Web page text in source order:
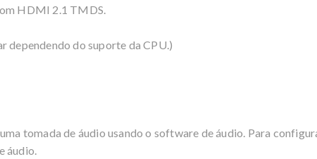
HDMI 2.1 TMDS.
dependendo do suporte da CPU.)
tomada de áudio usando o software de áudio. Para
áudio.